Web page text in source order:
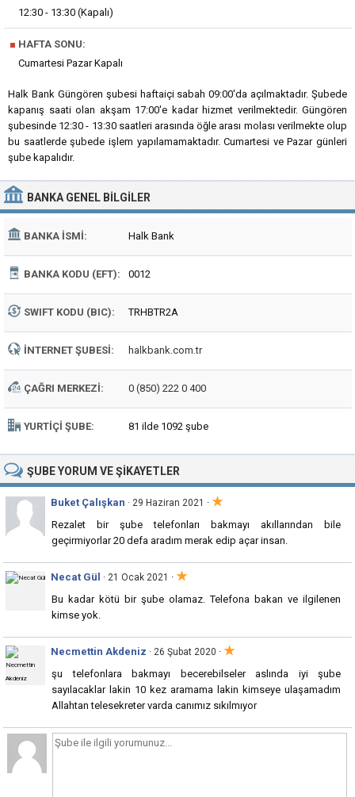
12:30 - 13:30 (Kapalı)
■ HAFTA SONU:
Cumartesi Pazar Kapalı
Halk Bank Güngören şubesi haftaiçi sabah 09:00'da açılmaktadır. Şubede
kapanış saati olan akşam 17:00'e kadar hizmet verilmektedir. Güngören
şubesinde 12:30 - 13:30 saatleri arasında öğle arası molası verilmekte olup
bu saatlerde şubede işlem yapılamamaktadır. Cumartesi ve Pazar günleri
şube kapalıdır.
BANKA GENEL BILGILER
BANKA İSMI: Halk Bank
BANKA KODU (EFT): 0012
SWIFT KODU (BIC): TRHBTR2A
İNTERNET ŞUBESI: halkbank.com.tr
ÇAĞRI MERKEZI: 0 (850) 222 0 400
YURTIÇI ŞUBE: 81 ilde 1092 şube
ŞUBEYORUM VE ŞIKAYETLER
Buket Çalışkan · 29 Haziran 2021 · ★
Rezalet bir şube telefonları bakmayı akıllarından bile
geçirmiyorlar 20 defa aradım merak edip açar insan.
Necat Gül · 21 Ocak 2021 · ★
Bu kadar kötü bir şube olamaz. Telefona bakan ve ilgilenen
kimse yok.
Necmettin Akdeniz · 26 Şubat 2020 · ★
şu telefonlara bakmayı becerebilseler aslında iyi şube
sayılacaklar lakin 10 kez aramama lakin kimseye ulaşamadım
Allahtan telesekreter varda canımız sıkılmıyor